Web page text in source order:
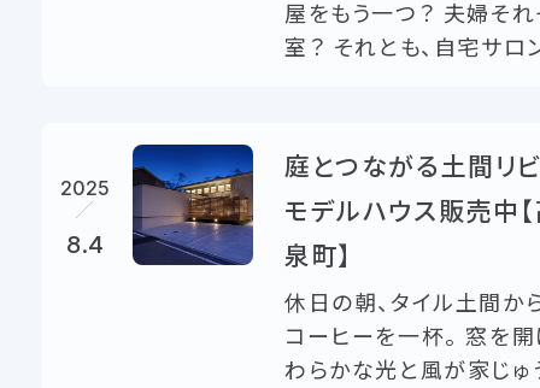
屋をもう一つ？ 夫婦そ
室？ それとも、自宅サ
2025
8.4
庭とつながる土間リ
モデルハウス販売中
泉町】
休日の朝、タイル土間か
コーヒーを一杯。 窓を開
わらかな光と風が家じゅ